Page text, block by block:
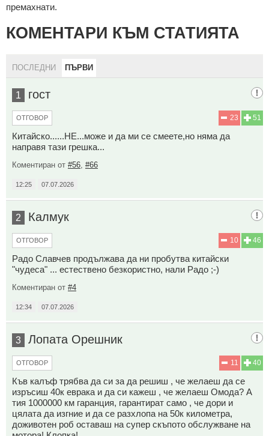
премахнати.
КОМЕНТАРИ КЪМ СТАТИЯТА
ПОСЛЕДНИ ПЪРВИ
1 гост
51
23
ОТГОВОР
Китайско......НЕ...може и да ми се смеете,но няма да
направя тази грешка...
Коментиран от #56 #66
12:25 07.07.2026
2 Калмук
46
10
ОТГОВОР
Радо Славчев продължава да ни пробутва китайски
"чудеса" ... естествено безкористно, нали Радо ;-)
Коментиран от #4
12:34 07.07.2026
3 Лопата Орешник
40
11
ОТГОВОР
Къв калъф трябва да си за да решиш , че желаеш да се
изръсиш 40к еврака и да си кажеш , че желаеш Омода? А
тия 1000000 км гаранция, гарантират само , че дори и
цялата да изгние и да се разхлопа на 50к километра,
доживотен роб оставаш на супер скъпото обслужване на